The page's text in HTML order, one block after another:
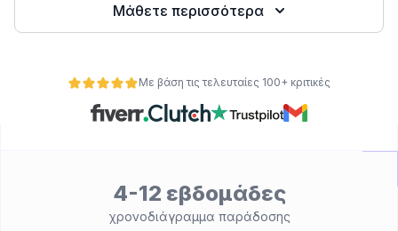
Μάθετε περισσότερα
Με βάση τις τελευταίες 100+ κριτικές
4-12 εβδομάδες
χρονοδιάγραμμα παράδοσης